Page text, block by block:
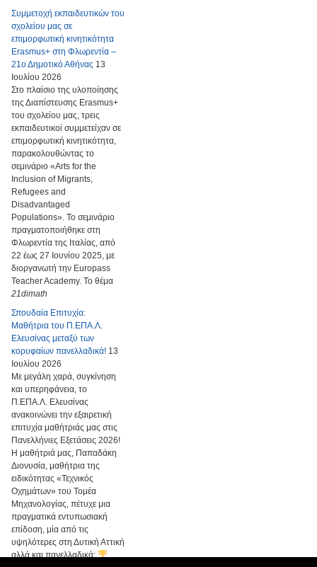
Συμμετοχή εκπαιδευτικών του
σχολείου μας σε
επιμορφωτική κινητικότητα
Erasmus+ στη Φλωρεντία –
21ο Δημοτικό Αθήνας 13
Ιουλίου 2026
Στο πλαίσιο της υλοποίησης
της Διαπίστευσης Erasmus+
του σχολείου μας, τρεις
εκπαιδευτικοί συμμετείχαν σε
επιμορφωτική κινητικότητα,
παρακολουθώντας το
σεμινάριο «Arts for the
Inclusion of Migrants,
Refugees and
Disadvantaged
Populations». Το σεμινάριο
πραγματοποιήθηκε στη
Φλωρεντία της Ιταλίας, από
22 έως 27 Ιουνίου 2025, με
διοργανωτή την Europass
Teacher Academy. Το θέμα
21dimath
Σπουδαία Επιτυχία:
Μαθήτρια του Π.ΕΠΑ.Λ.
Ελευσίνας μεταξύ των
κορυφαίων πανελλαδικά! 13
Ιουλίου 2026
Με μεγάλη χαρά, συγκίνηση
και υπερηφάνεια, το
Π.ΕΠΑ.Λ. Ελευσίνας
ανακοινώνει την εξαιρετική
επιτυχία μαθήτριάς μας στις
Πανελλήνιες Εξετάσεις 2026!
Η μαθήτριά μας, Παπαδάκη
Διονυσία, μαθήτρια της
ειδικότητας «Τεχνικός
Οχημάτων» του Τομέα
Μηχανολογίας, πέτυχε μια
πραγματικά εντυπωσιακή
επίδοση, μία από τις
υψηλότερες στη Δυτική Αττική
αλλά και πανελλαδικά: